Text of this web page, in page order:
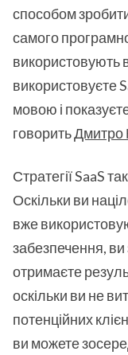
способом
самого
використовують
використовуєте
мовою і
говоритьДмитро
Стратегії SaaS
Оскільки ви
вже
забезпечення,
отримаєте
оскільки ви не
потенційних
ви можете